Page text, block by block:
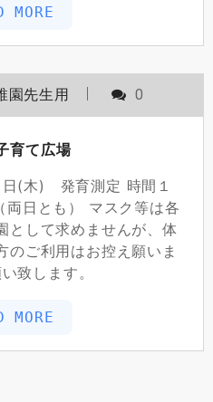
MORE
園先生用 0
育て広場
(木) 発育測定 時間１
両日とも） マスク等は各
として求めませんが、体
のご利用はお控え願いま
致します。
MORE